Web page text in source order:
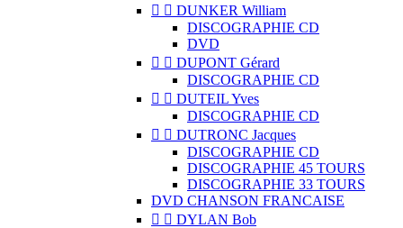
  DUNKER William
DISCOGRAPHIE CD
DVD
  DUPONT Gérard
DISCOGRAPHIE CD
  DUTEIL Yves
DISCOGRAPHIE CD
  DUTRONC Jacques
DISCOGRAPHIE CD
DISCOGRAPHIE 45 TOURS
DISCOGRAPHIE 33 TOURS
DVD CHANSON FRANCAISE
  DYLAN Bob